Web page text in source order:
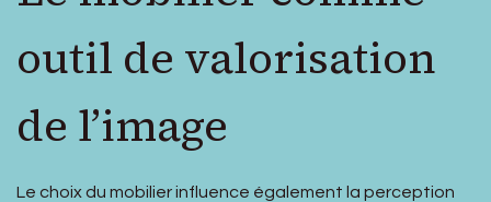
outil de valorisation
de l’image
Le choix du mobilier influence également la perception